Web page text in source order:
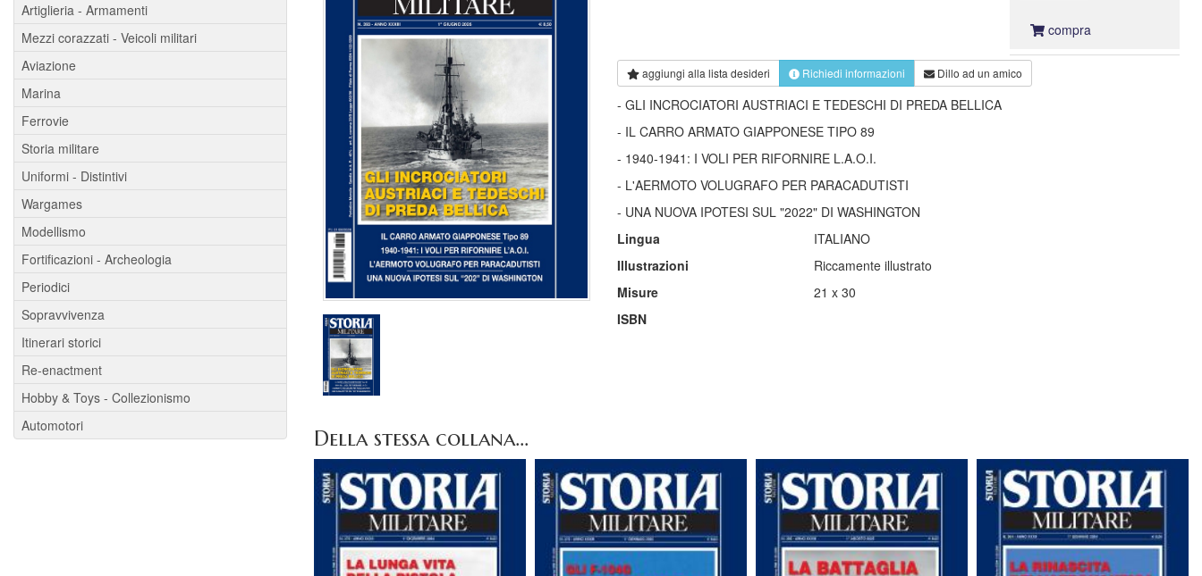
compra
aggiungi allalista desideri Richiedi informazioni Dillo ad un amico
- GLI INCROCIATORI AUSTRIACI E TEDESCHI DI PREDA BELLICA
- IL CARRO ARMATO GIAPPONESE TIPO 89
- 1940-1941: I VOLI PER RIFORNIRE L.A.O.I.
- L'AERMOTO VOLUGRAFO PER PARACADUTISTI
- UNA NUOVA IPOTESI SUL "2022" DI WASHINGTON
Lingua
ITALIANO
Illustrazioni
Riccamente illustrato
Misure
21 x 30
ISBN
Della stessa collana...
Artiglieria - Armamenti
Mezzi corazzati - Veicoli militari
Aviazione
Marina
Ferrovie
Storia militare
Uniformi - Distintivi
Wargames
Modellismo
Fortificazioni - Archeologia
Periodici
Sopravvivenza
Itinerari storici
Re-enactment
Hobby & Toys - Collezionismo
Automotori